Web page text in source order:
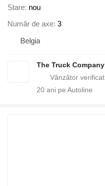
Stare nou
Număr de axe 3
Belgia
The Truck Company
20 ani pe Autoline